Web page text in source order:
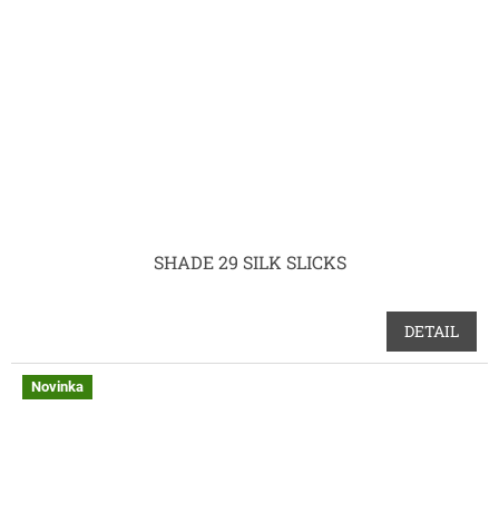
SHADE 29 SILK SLICKS
DETAIL
Novinka